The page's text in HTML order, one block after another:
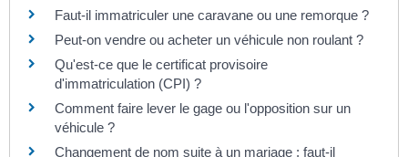
Faut-il immatriculer une caravane ou une remorque ?
Peut-on vendre ou acheter un véhicule non roulant ?
Qu'est-ce que le certificat provisoire
d'immatriculation (CPI) ?
Comment faire lever le gage ou l'opposition sur un
véhicule ?
Changement de nom suite à un mariage : faut-il